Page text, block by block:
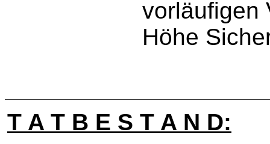
vorläufigen
Höhe
T A T B E S T A N D: